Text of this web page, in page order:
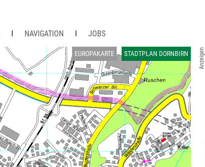
NAVIGATION JOBS
EUROPAKARTE STADTPLAN DORNBIRN Anzeigen